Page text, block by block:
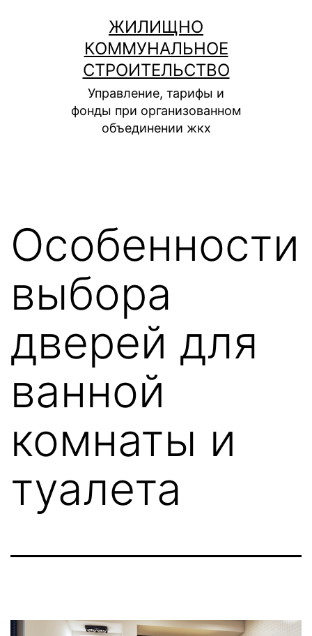
содержимому
ЖИЛИЩНО
КОММУНАЛЬНОЕ
СТРОИТЕЛЬСТВО
Управление, тарифы и
фонды при организованном
объединении жкх
Особенности
выбора
дверей для
ванной
комнаты и
туалета